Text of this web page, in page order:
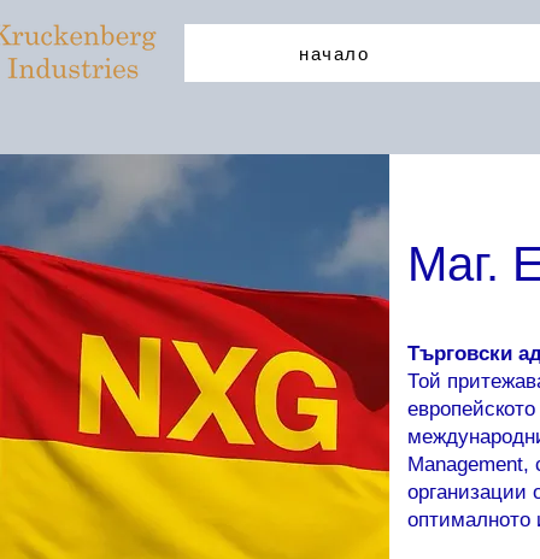
начало
Маг.
Търговски
Той
Management,
организации
оптималното